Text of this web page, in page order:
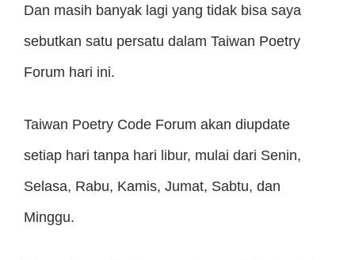
Dan masih banyak lagi yang tidak bisa saya
sebutkan satu persatu dalam Taiwan Poetry
Forum hari ini.
Taiwan Poetry Code Forum akan diupdate
setiap hari tanpa hari libur, mulai dari Senin,
Selasa, Rabu, Kamis, Jumat, Sabtu, dan
Minggu.